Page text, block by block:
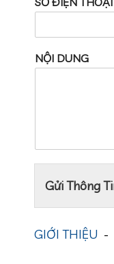
NỘI DUNG
Gửi Thông
GIỚI THIỆU -